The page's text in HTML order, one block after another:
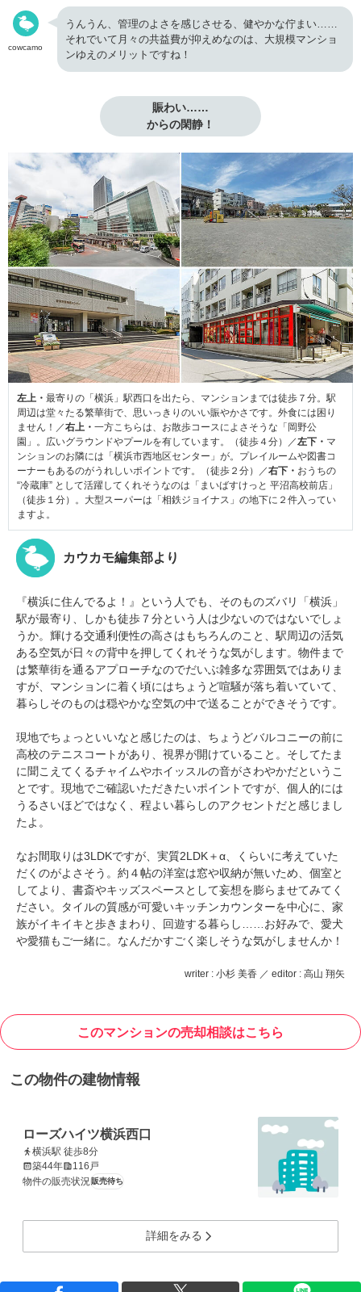
cowcamo
うんうん、管理のよさを感じさせる、健やかな佇まい……
それでいて月々の共益費が抑えめなのは、大規模マンショ
ンゆえのメリットですね！
賑わい……
からの閑静！
左上・ 最寄りの「横浜」駅西口を出たら、マンションまでは徒歩７分。駅
周辺は堂々たる繁華街で、思いっきりのいい賑やかさです。外食には困り
ません！／右上・ 一方こちらは、お散歩コースによさそうな「岡野公
園」。広いグラウンドやプールを有しています。（徒歩４分）／左下・ マ
ンションのお隣には「横浜市西地区センター」が。プレイルームや図書コ
ーナーもあるのがうれしいポイントです。（徒歩２分）／右下・ おうちの
“冷蔵庫” として活躍してくれそうなのは「まいばすけっと 平沼高校前店」
（徒歩１分）。大型スーパーは「相鉄ジョイナス」の地下に２件入ってい
ますよ。
カウカモ編集部より
『横浜に住んでるよ！』という人でも、そのものズバリ「横浜」
駅が最寄り、しかも徒歩７分という人は少ないのではないでしょ
うか。輝ける交通利便性の高さはもちろんのこと、駅周辺の活気
ある空気が日々の背中を押してくれそうな気がします。物件まで
は繁華街を通るアプローチなのでだいぶ雑多な雰囲気ではありま
すが、マンションに着く頃にはちょうど喧騒が落ち着いていて、
暮らしそのものは穏やかな空気の中で送ることができそうです。
現地でちょっといいなと感じたのは、ちょうどバルコニーの前に
高校のテニスコートがあり、視界が開けていること。そしてたま
に聞こえてくるチャイムやホイッスルの音がさわやかだというこ
とです。現地でご確認いただきたいポイントですが、個人的には
うるさいほどではなく、程よい暮らしのアクセントだと感じまし
たよ。
なお間取りは3LDKですが、実質2LDK＋α、くらいに考えていた
だくのがよさそう。約４帖の洋室は窓や収納が無いため、個室と
してより、書斎やキッズスペースとして妄想を膨らませてみてく
ださい。タイルの質感が可愛いキッチンカウンターを中心に、家
族がイキイキと歩きまわり、回遊する暮らし……お好みで、愛犬
や愛猫もご一緒に。なんだかすごく楽しそうな気がしませんか！
writer : 小杉 美香 ／ editor : 高山 翔矢
このマンションの売却相談はこちら
この物件の建物情報
ローズハイツ横浜西口
横浜駅 徒歩8分
築44年
116戸
物件の販売状況 販売待ち
詳細をみる